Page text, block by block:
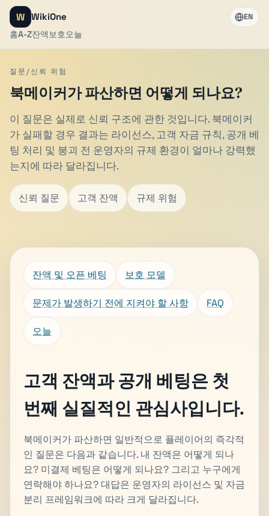
W WikiOne
홈A-Z잔액보호오늘
EN
질문/신뢰 위험
북메이커가 파산하면 어떻게 되나요?
이 질문은 실제로 신뢰 구조에 관한 것입니다. 북메이커
가 실패할 경우 결과는 라이선스, 고객 자금 규칙, 공개 베
팅 처리 및 붕괴 전 운영자의 규제 환경이 얼마나 강력했
는지에 따라 달라집니다.
신뢰 질문 고객 잔액 규제 위험
잔액 및 오픈 베팅 보호 모델
문제가 발생하기 전에 지켜야 할 사항 FAQ
오늘
고객 잔액과 공개 베팅은 첫
번째 실질적인 관심사입니다.
북메이커가 파산하면 일반적으로 플레이어의 즉각적
인 질문은 다음과 같습니다. 내 잔액은 어떻게 되나
요? 미결제 베팅은 어떻게 되나요? 그리고 누구에게
연락해야 하나요? 대답은 운영자의 라이선스 및 자금
분리 프레임워크에 따라 크게 달라집니다.